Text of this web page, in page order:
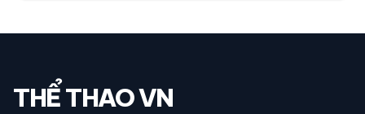
THỂ THAO VN